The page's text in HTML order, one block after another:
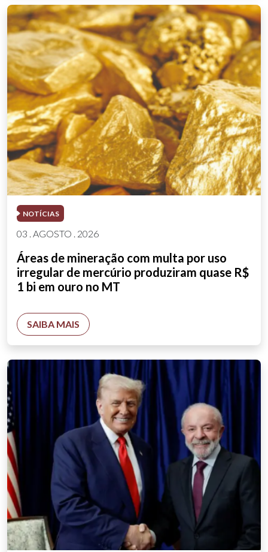
NOTÍCIAS
03 . AGOSTO . 2026
Áreas de mineração com multa por uso
irregular de mercúrio produziram quase R$
1 bi em ouro no MT
SAIBA MAIS